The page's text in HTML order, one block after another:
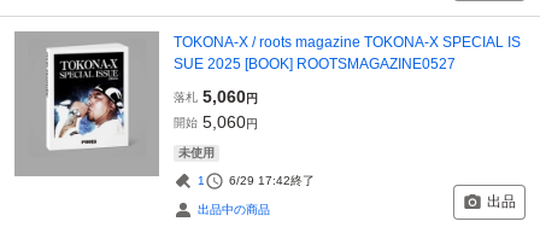
TOKONA-X / roots magazine TOKONA-X SPECIAL IS
SUE 2025 [BOOK] ROOTSMAGAZINE0527
落札 5,060円
開始 5,060円
未使用
1 6/29 17:42終了
出品中の商品 出品